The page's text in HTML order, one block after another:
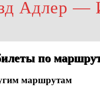
Адлер —
по
маршрутам